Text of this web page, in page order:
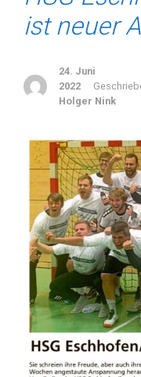
ist neuer
24. Juni
2022
Holger Nink